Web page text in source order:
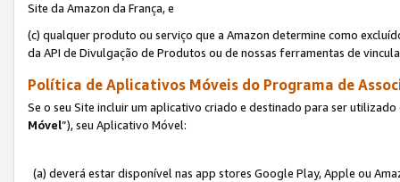
Site da Amazon da França, e
(c) qualquer produto ou serviço que a Amazon determine como
da API de Divulgação de Produtos ou de nossas ferramentas de
Política de Aplicativos Móveis do Programa de
Se o seu Site incluir um aplicativo criado e destinado para ser
Móvel”), seu Aplicativo Móvel:
(a) deverá estar disponível nas app stores Google Play, Apple ou